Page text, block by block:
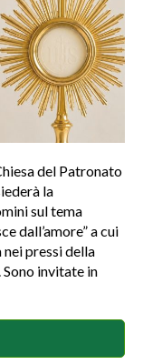
del Patronato
la
sul tema
dall’amore” a cui
nei pressi della
invitate in